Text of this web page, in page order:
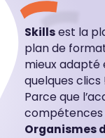
Skillsest la
plan de
mieux adapté
quelques clics
Parce que
compétences
Organismes